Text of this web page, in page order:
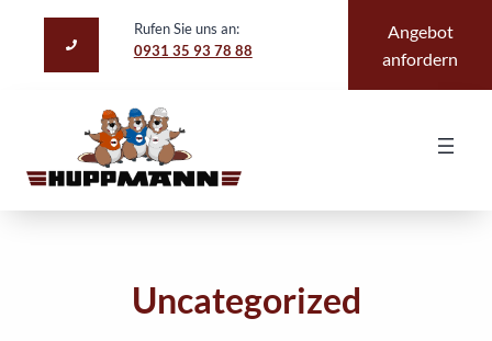
springen
Rufen Sie uns an:
0931 35 93 78 88
Angebot
anfordern
Uncategorized